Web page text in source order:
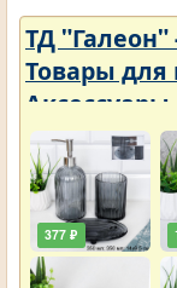
ТД "Галеон"
Товары для
377 ₽